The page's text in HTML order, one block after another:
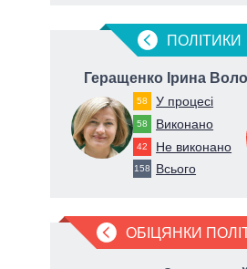
ПОЛIТИКИ
Геращенко Ірина
58 У процесі
58 Виконано
42 Не виконано
158 Всього
ОБІЦЯНКИ